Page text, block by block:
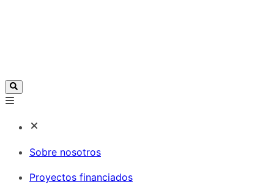
Sobre nosotros
Proyectos financiados